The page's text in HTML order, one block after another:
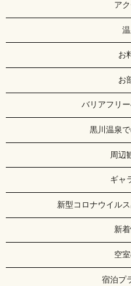
ア
お
お
バリアフリ
黒川温泉
周辺
ギャ
新型コロナウイル
新
空
宿泊プ